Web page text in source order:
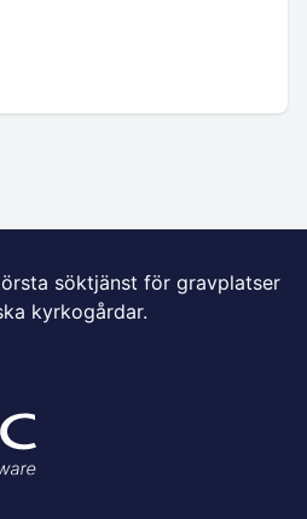
söktjänst för gravplatser
kyrkogårdar.